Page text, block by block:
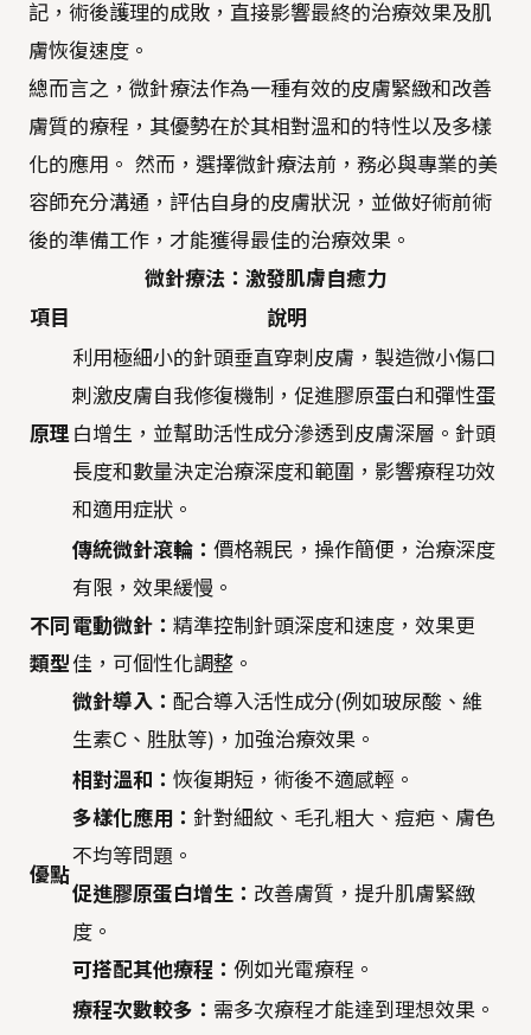
記，術後護理的成敗，直接影響最終的治療效果及肌
膚恢復速度。
總而言之，微針療法作為一種有效的皮膚緊緻和改善
膚質的療程，其優勢在於其相對溫和的特性以及多樣
化的應用。 然而，選擇微針療法前，務必與專業的美
容師充分溝通，評估自身的皮膚狀況，並做好術前術
後的準備工作，才能獲得最佳的治療效果。
微針療法：激發肌膚自癒力
項目
說明
原理
利用極細小的針頭垂直穿刺皮膚，製造微小傷口
刺激皮膚自我修復機制，促進膠原蛋白和彈性蛋
白增生，並幫助活性成分滲透到皮膚深層。針頭
長度和數量決定治療深度和範圍，影響療程功效
和適用症狀。
不同
類型
傳統微針滾輪： 價格親民，操作簡便，治療深度
有限，效果緩慢。
電動微針： 精準控制針頭深度和速度，效果更
佳，可個性化調整。
微針導入： 配合導入活性成分(例如玻尿酸、維
生素C、胜肽等)，加強治療效果。
優點
相對溫和： 恢復期短，術後不適感輕。
多樣化應用： 針對細紋、毛孔粗大、痘疤、膚色
不均等問題。
促進膠原蛋白增生： 改善膚質，提升肌膚緊緻
度。
可搭配其他療程： 例如光電療程。
療程次數較多： 需多次療程才能達到理想效果。